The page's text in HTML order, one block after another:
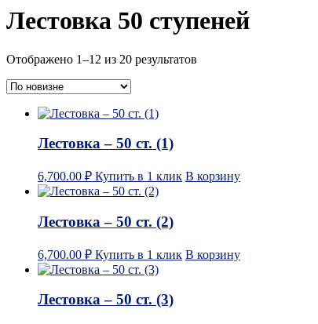
Лестовка 50 ступеней
Отображено 1–12 из 20 результатов
Лестовка – 50 ст. (1)
6,700.00 ₽ Купить в 1 клик В корзину
Лестовка – 50 ст. (2)
6,700.00 ₽ Купить в 1 клик В корзину
Лестовка – 50 ст. (3)